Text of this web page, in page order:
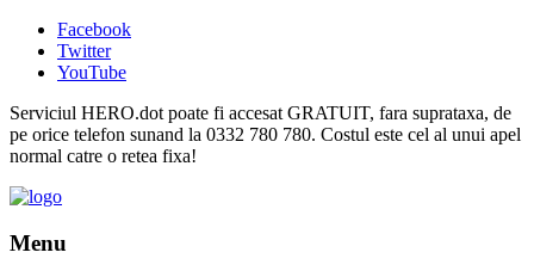
Facebook
Twitter
YouTube
Serviciul HERO.dot poate fi accesat GRATUIT, fara suprataxa, de
pe orice telefon sunand la 0332 780 780. Costul este cel al unui apel
normal catre o retea fixa!
Menu